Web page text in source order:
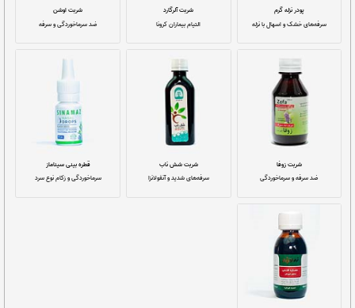
فیس‌بوک توئیتر جی‌میل‌
افشانه بینی نازومیون
عفونت مجاری تنفسی و سینوس